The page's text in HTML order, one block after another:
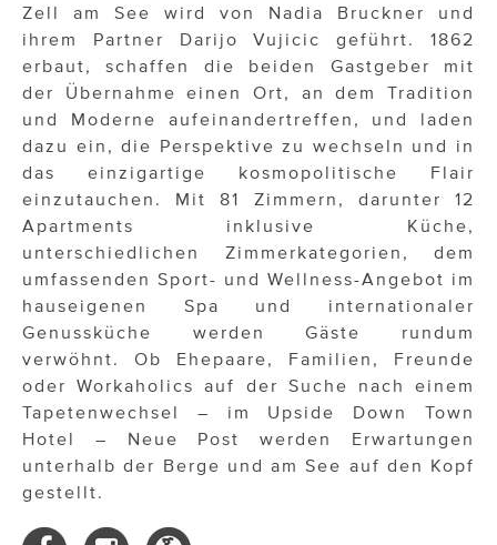
Zell am See wird von Nadia Bruckner und
ihrem Partner Darijo Vujicic geführt. 1862
erbaut, schaffen die beiden Gastgeber mit
der Übernahme einen Ort, an dem Tradition
und Moderne aufeinandertreffen, und laden
dazu ein, die Perspektive zu wechseln und in
das einzigartige kosmopolitische Flair
einzutauchen. Mit 81 Zimmern, darunter 12
Apartments inklusive Küche,
unterschiedlichen Zimmerkategorien, dem
umfassenden Sport- und Wellness-Angebot im
hauseigenen Spa und internationaler
Genussküche werden Gäste rundum
verwöhnt. Ob Ehepaare, Familien, Freunde
oder Workaholics auf der Suche nach einem
Tapetenwechsel – im Upside Down Town
Hotel – Neue Post werden Erwartungen
unterhalb der Berge und am See auf den Kopf
gestellt.